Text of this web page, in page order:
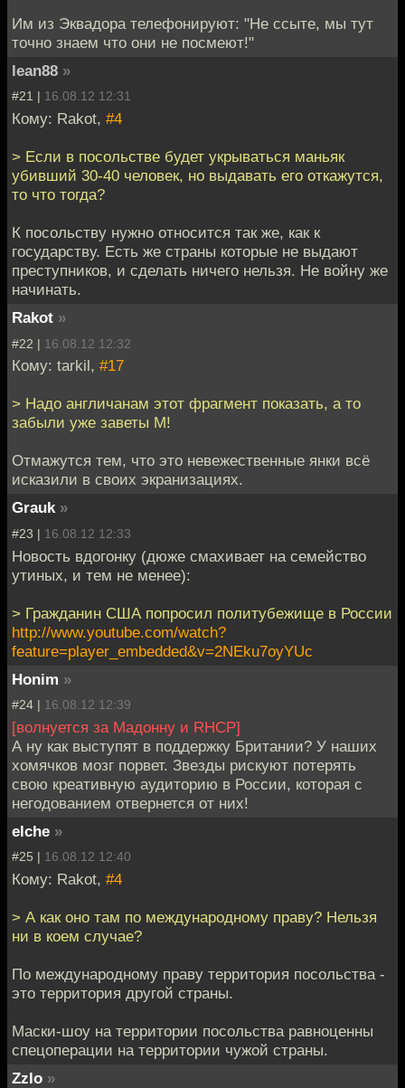
Им из Эквадора телефонируют: "Не ссыте, мы тут
точно знаем что они не посмеют!"
lean88 »
#21 | 16.08.12 12:31
Кому: Rakot, #4
> Если в посольстве будет укрываться маньяк
убивший 30-40 человек, но выдавать его откажутся,
то что тогда?
К посольству нужно относится так же, как к
государству. Есть же страны которые не выдают
преступников, и сделать ничего нельзя. Не войну же
начинать.
Rakot »
#22 | 16.08.12 12:32
Кому: tarkil, #17
> Надо англичанам этот фрагмент показать, а то
забыли уже заветы М!
Отмажутся тем, что это невежественные янки всё
исказили в своих экранизациях.
Grauk »
#23 | 16.08.12 12:33
Новость вдогонку (дюже смахивает на семейство
утиных, и тем не менее):
> Гражданин США попросил политубежище в России
http://www.youtube.com/watch?
feature=player_embedded&v=2NEku7oyYUc
Honim »
#24 | 16.08.12 12:39
[волнуется за Мадонну и RHCP]
А ну как выступят в поддержку Британии? У наших
хомячков мозг порвет. Звезды рискуют потерять
свою креативную аудиторию в России, которая с
негодованием отвернется от них!
elche »
#25 | 16.08.12 12:40
Кому: Rakot, #4
> А как оно там по международному праву? Нельзя
ни в коем случае?
По международному праву территория посольства -
это территория другой страны.
Маски-шоу на территории посольства равноценны
спецоперации на территории чужой страны.
Zzlo »